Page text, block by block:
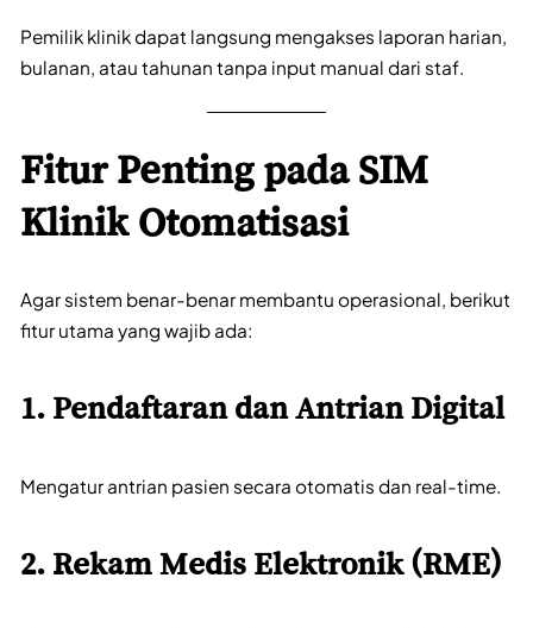
Pemilik klinik dapat langsung mengakses laporan harian,
bulanan, atau tahunan tanpa input manual dari staf.
Fitur Penting pada SIM
Klinik Otomatisasi
Agar sistem benar-benar membantu operasional, berikut
fitur utama yang wajib ada:
1. Pendaftaran dan Antrian Digital
Mengatur antrian pasien secara otomatis dan real-time.
2. Rekam Medis Elektronik (RME)